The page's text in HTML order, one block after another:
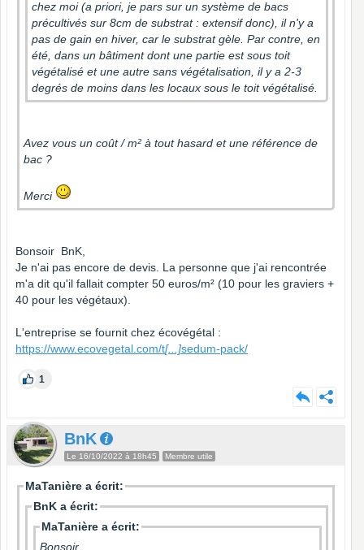
chez moi (a priori, je pars sur un système de bacs
précultivés sur 8cm de substrat : extensif donc), il n'y a
pas de gain en hiver, car le substrat gèle. Par contre, en
été, dans un bâtiment dont une partie est sous toit
végétalisé et une autre sans végétalisation, il y a 2-3
degrés de moins dans les locaux sous le toit végétalisé.
Avez vous un coût / m² à tout hasard et une référence de
bac ?
Merci
Bonsoir BnK,
Je n'ai pas encore de devis. La personne que j'ai rencontrée
m'a dit qu'il fallait compter 50 euros/m² (10 pour les graviers +
40 pour les végétaux).
L'entreprise se fournit chez écovégétal :
https://www.ecovegetal.com/t[...]sedum-pack/
1
BnK
Le 16/10/2022 à 18h45 Membre utile
MaTanière a écrit:
BnK a écrit:
MaTanière a écrit:
Bonsoir,